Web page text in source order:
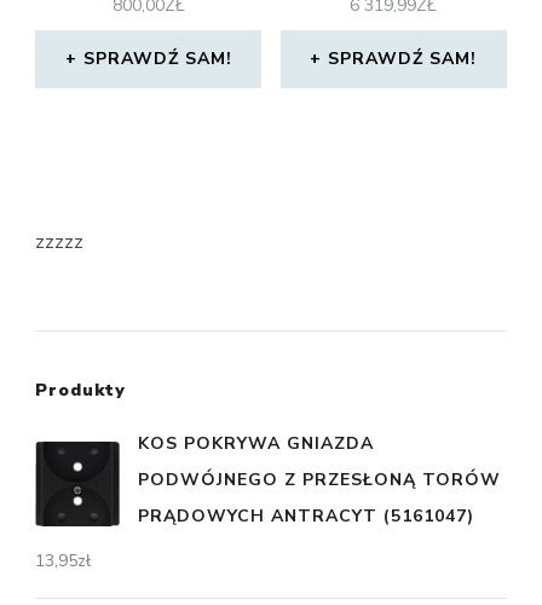
800,00ZŁ
SPRAWDŹ SAM!
6 319,99ZŁ
SPRAWDŹ SAM!
zzzzz
Produkty
KOS POKRYWA GNIAZDA
PODWÓJNEGO Z PRZESŁONĄ TORÓW
PRĄDOWYCH ANTRACYT (5161047)
13,95zł